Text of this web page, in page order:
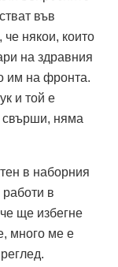
във
някои, които
на здравния
им на фронта.
и той е
свърши, няма
в наборния
в
ще избегне
много ме е